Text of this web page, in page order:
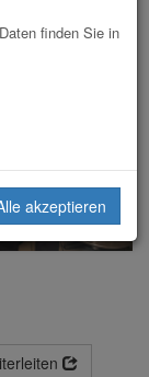
finden Sie in
akzeptieren